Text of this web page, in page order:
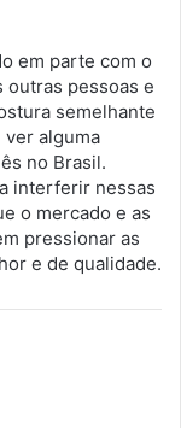
em parte com o
outras pessoas e
semelhante
ver alguma
no Brasil.
interferir nessas
o mercado e as
pressionar as
e de qualidade.